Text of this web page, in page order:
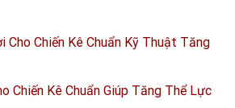
Cho Chiến Kê Chuẩn Kỹ Thuật Tăng
Chiến Kê Chuẩn Giúp Tăng Thể Lực